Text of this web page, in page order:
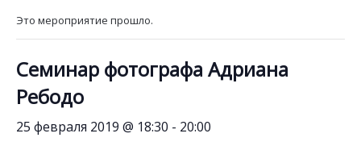
Это мероприятие прошло.
Семинар фотографа Адриана
Ребодо
25 февраля 2019 @ 18:30 - 20:00